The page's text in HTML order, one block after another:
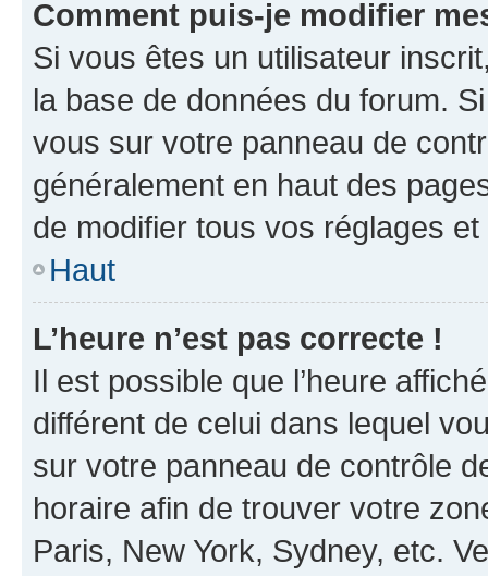
Comment puis-je modifier
Si vous êtes un utilisateur
la base de données du forum.
vous sur votre panneau de
généralement en haut des
de modifier tous vos réglages
Haut
L’heure n’est pas correcte !
Il est possible que l’heure
différent de celui dans lequel
sur votre panneau de contrôle
horaire afin de trouver votre
Paris, New York, Sydney, etc.